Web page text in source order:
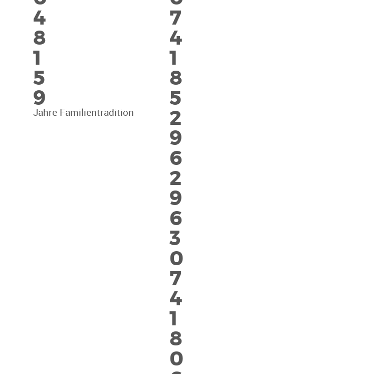
4
8
1
5
9
Jahre Familientradition
7
4
1
8
5
2
9
6
2
9
6
3
0
7
4
1
8
0